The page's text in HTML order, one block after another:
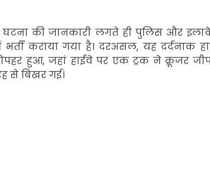
घटना की जानकारी लगते ही पुलिस और
कराया गया है। दरअसल, यह दर्दनाक
हुआ, जहां हाईवे पर एक ट्रक ने क्रूजर
से बिखर गई।